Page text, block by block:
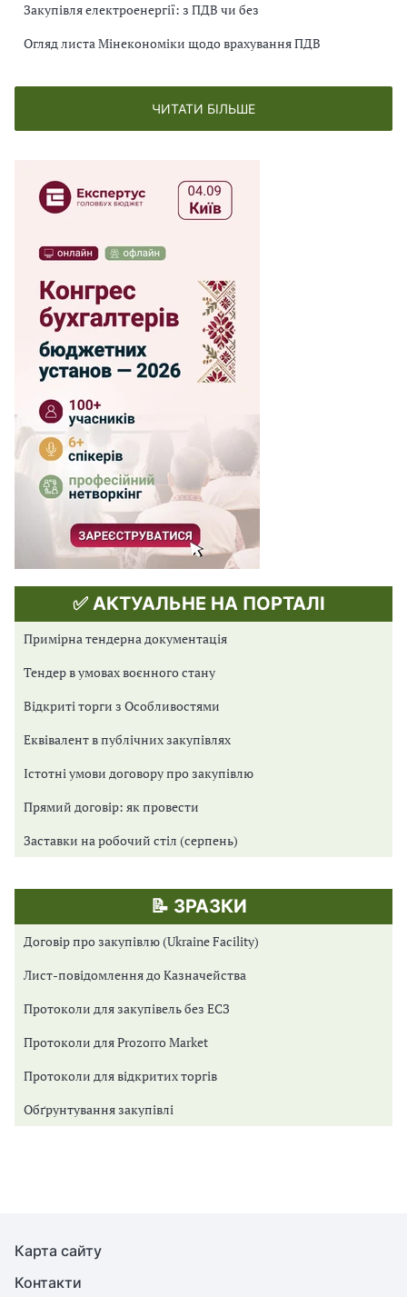
Закупівля електроенергії: з ПДВ чи без
Огляд листа Мінекономіки щодо врахування ПДВ
ЧИТАТИ БІЛЬШЕ
✅ АКТУАЛЬНЕ НА ПОРТАЛІ
Примірна тендерна документація
Тендер в умовах воєнного стану
Відкриті торги з Особливостями
Еквівалент в публічних закупівлях
Істотні умови договору про закупівлю
Прямий договір: як провести
Заставки на робочий стіл (серпень)
📝 ЗРАЗКИ
Договір про закупівлю (Ukraine Facility)
Лист-повідомлення до Казначейства
Протоколи для закупівель без ЕСЗ
Протоколи для Prozorro Market
Протоколи для відкритих торгів
Обґрунтування закупівлі
Карта сайту
Контакти